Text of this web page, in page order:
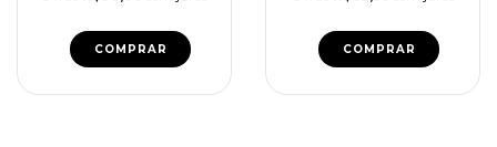
COMPRAR COMPRAR